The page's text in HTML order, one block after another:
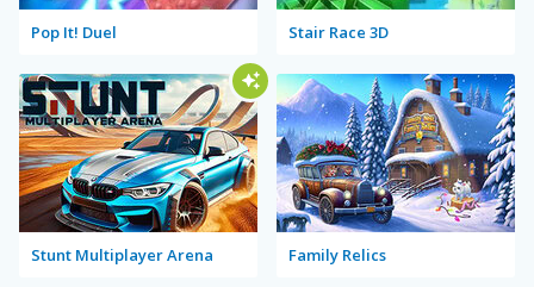
Pop It! Duel Stair Race 3D
Stunt Multiplayer Arena Family Relics